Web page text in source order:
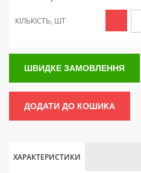
КІЛЬКІСТЬ, ШТ
ШВИДКЕ ЗАМОВЛЕННЯ
ДОДАТИ ДО КОШИКА
ХАРАКТЕРИСТИКИ